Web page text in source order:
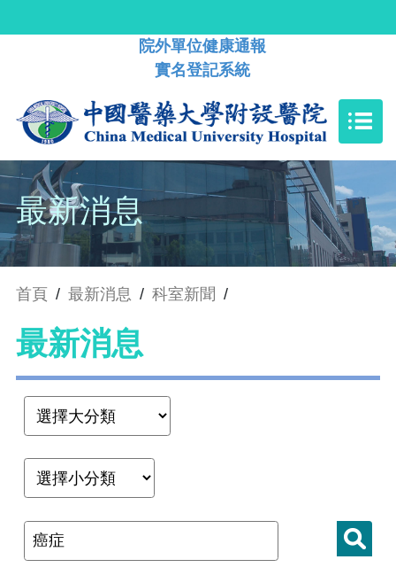
院外單位健康通報
實名登記系統
最新消息
首頁 / 最新消息 / 科室新聞 /
最新消息